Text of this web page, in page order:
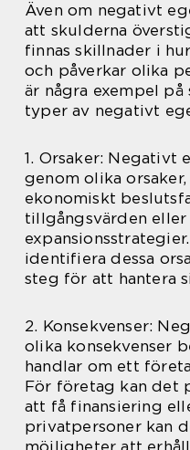
Även om negativt
att skulderna
finnas skillnader i
och påverkar olika
är några exempel
typer av negativt
1. Orsaker: Negativt
genom olika
ekonomiskt
tillgångsvärden eller
identifiera dessa
steg för att hantera
2. Konsekvenser:
olika konsekvenser
handlar om ett
För företag kan det
att få finansiering
privatpersoner kan